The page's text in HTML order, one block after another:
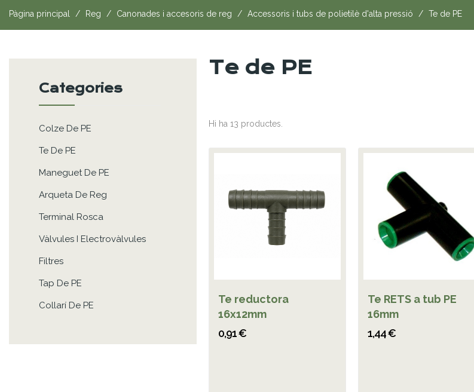
Pàgina principal Reg Canonades i accesoris de reg Accessoris i tubs de polietilè d'alta pressió Te de PE
Categories
Colze De PE
Te De PE
Maneguet De PE
Arqueta De Reg
Terminal Rosca
Vàlvules I Electrovàlvules
Filtres
Tap De PE
Collarí De PE
Te de PE
Hi ha 13 productes.
Te reductora
16x12mm
0,91 €
Te RETS a tub PE
16mm
1,44 €